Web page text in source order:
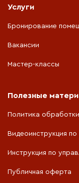
Услуги
Бронирование
Вакансии
Мастер-классы
Полезные
Политика
Видеоинструкция по
Инструкция по
Публичная оферта